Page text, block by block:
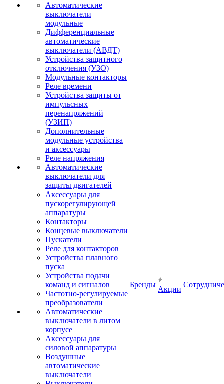
Автоматические
выключатели
модульные
Дифференциальные
автоматические
выключатели (АВДТ)
Устройства защитного
отключения (УЗО)
Модульные контакторы
Реле времени
Устройства защиты от
импульсных
перенапряжений
(УЗИП)
Дополнительные
модульные устройства
и аксессуары
Реле напряжения
Автоматические
выключатели для
защиты двигателей
Аксессуары для
пускорегулирующей
аппаратуры
Контакторы
Концевые выключатели
Пускатели
Реле для контакторов
Устройства плавного
пуска
Устройства подачи
команд и сигналов
Частотно-регулируемые
преобразователи
Автоматические
выключатели в литом
корпусе
Аксессуары для
силовой аппаратуры
Воздушные
автоматические
выключатели
Бренды
Акции